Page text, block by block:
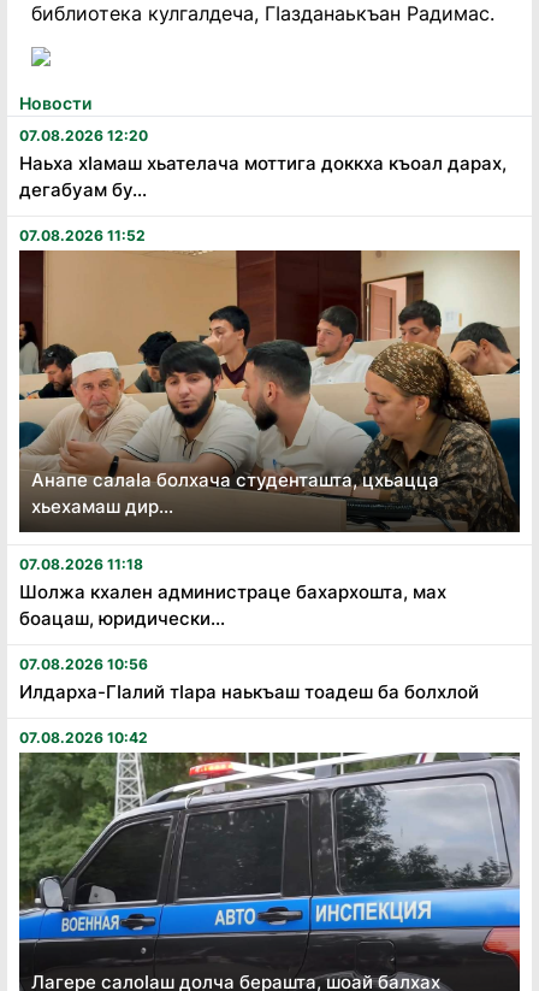
Новости
07.08.2026 12:20
Наьха хӏамаш хьателача моттига доккха къоал дарах,
дегабуам бу...
07.08.2026 11:52
Анапе салаӏа болхача студенташта, цхьацца
хьехамаш дир...
07.08.2026 11:18
Шолжа кхален администраце бахархошта, мах
боацаш, юридически...
07.08.2026 10:56
Илдарха-Гӏалий тӏара наькъаш тоадеш ба болхлой
07.08.2026 10:42
Лагере салоӏаш долча берашта, шоай балхах
библиотека кулгалдеча, ГIазданаькъан Радимас.